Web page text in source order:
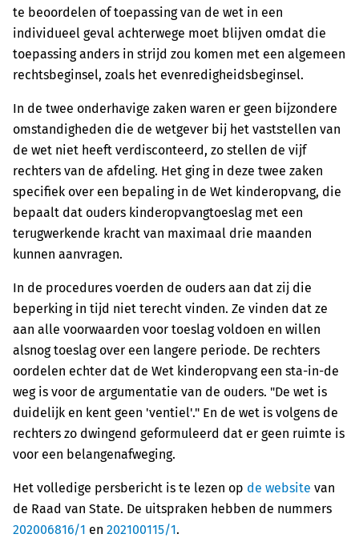
te beoordelen of toepassing van de wet in een
individueel geval achterwege moet blijven omdat die
toepassing anders in strijd zou komen met een algemeen
rechtsbeginsel, zoals het evenredigheidsbeginsel.
In de twee onderhavige zaken waren er geen bijzondere
omstandigheden die de wetgever bij het vaststellen van
de wet niet heeft verdisconteerd, zo stellen de vijf
rechters van de afdeling. Het ging in deze twee zaken
specifiek over een bepaling in de Wet kinderopvang, die
bepaalt dat ouders kinderopvangtoeslag met een
terugwerkende kracht van maximaal drie maanden
kunnen aanvragen.
In de procedures voerden de ouders aan dat zij die
beperking in tijd niet terecht vinden. Ze vinden dat ze
aan alle voorwaarden voor toeslag voldoen en willen
alsnog toeslag over een langere periode. De rechters
oordelen echter dat de Wet kinderopvang een sta-in-de
weg is voor de argumentatie van de ouders. "De wet is
duidelijk en kent geen 'ventiel'." En de wet is volgens de
rechters zo dwingend geformuleerd dat er geen ruimte is
voor een belangenafweging.
Het volledige persbericht is te lezen op de website van
de Raad van State. De uitspraken hebben de nummers
202006816/1 en 202100115/1.